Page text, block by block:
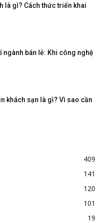
là gì? Cách thức triển khai
ngành bán lẻ: Khi công nghệ
khách sạn là gì? Vì sao cần
409
141
120
101
19